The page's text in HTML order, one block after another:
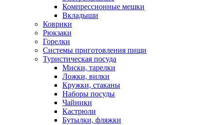
Компрессионные мешки
Вкладыши
Коврики
Рюкзаки
Горелки
Системы приготовления пищи
Туристическая посуда
Миски, тарелки
Ложки, вилки
Кружки, стаканы
Наборы посуды
Чайники
Кастрюли
Бутылки, фляжки